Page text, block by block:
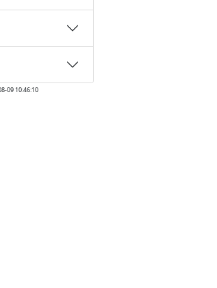
09 10:46:10